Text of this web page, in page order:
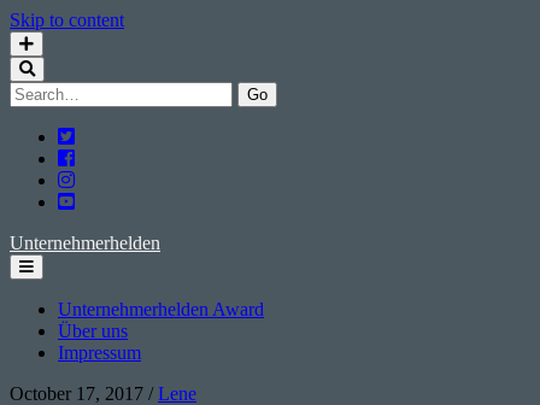
Skip to content
Search
for:
twitter
facebook
instagram
youtube
Unternehmerhelden
Unternehmerhelden Award
Über uns
Impressum
October 17, 2017 /Lene